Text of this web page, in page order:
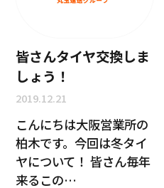
皆さんタイヤ交換しま
しょう！
2019.12.21
こんにちは大阪営業所の
柏木です。今回は冬タイ
ヤについて！ 皆さん毎年
来るこの…